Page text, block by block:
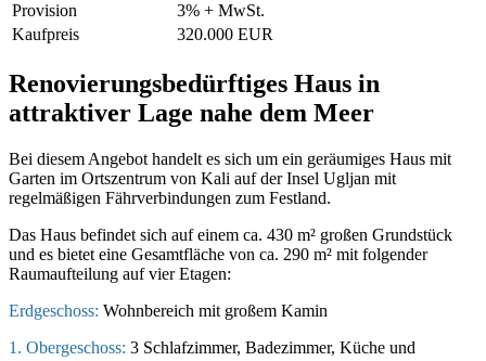
Provision
3% + MwSt.
Kaufpreis
320.000 EUR
Renovierungsbedürftiges Haus in
attraktiver Lage nahe dem Meer
Bei diesem Angebot handelt es sich um ein geräumiges Haus mit
Garten im Ortszentrum von Kali auf der Insel Ugljan mit
regelmäßigen Fährverbindungen zum Festland.
Das Haus befindet sich auf einem ca. 430 m² großen Grundstück
und es bietet eine Gesamtfläche von ca. 290 m² mit folgender
Raumaufteilung auf vier Etagen:
Erdgeschoss: Wohnbereich mit großem Kamin
1. Obergeschoss: 3 Schlafzimmer, Badezimmer, Küche und